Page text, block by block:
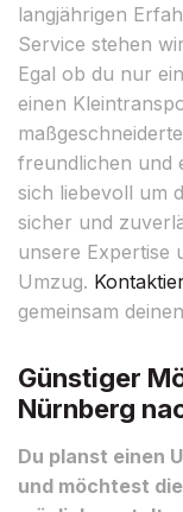
langjährigen
Service stehen
Egal ob du nur
einen
freundlichen und
sich liebevoll um
sicher und
unsere Expertise
Umzug.
gemeinsam
Günstiger
Nürnberg
Du planst einen
und möchtest